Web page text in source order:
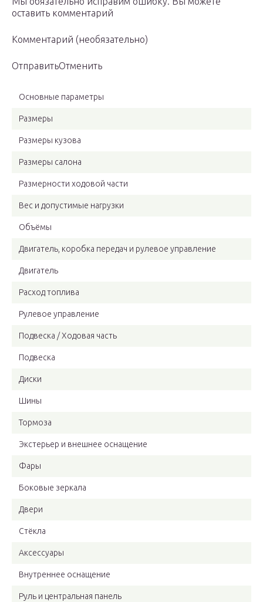
оставить комментарий
Комментарий (необязательно)
ОтправитьОтменить
Основные параметры
Размеры
Размеры кузова
Размеры салона
Размерности ходовой части
Вес и допустимые нагрузки
Объёмы
Двигатель, коробка передач и рулевое управление
Двигатель
Расход топлива
Рулевое управление
Подвеска / Ходовая часть
Подвеска
Диски
Шины
Тормоза
Экстерьер и внешнее оснащение
Фары
Боковые зеркала
Двери
Стёкла
Аксессуары
Внутреннее оснащение
Руль и центральная панель